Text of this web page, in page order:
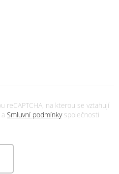
reCAPTCHA, na kterou se vztahují
a Smluvní podmínkyspolečnosti